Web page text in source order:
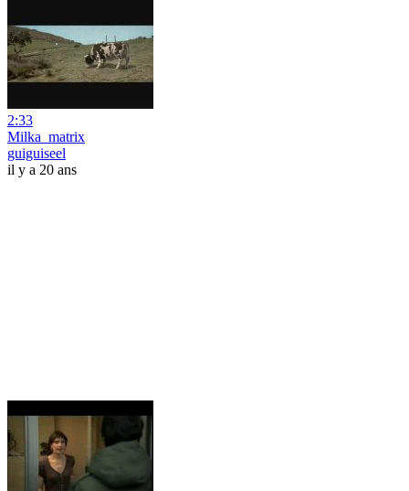
2:33
Milka_matrix
guiguiseel
il y a 20 ans